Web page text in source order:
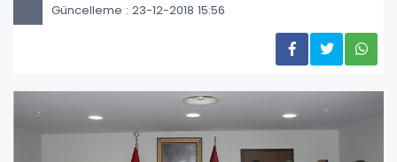
Güncelleme : 23-12-2018 15:56